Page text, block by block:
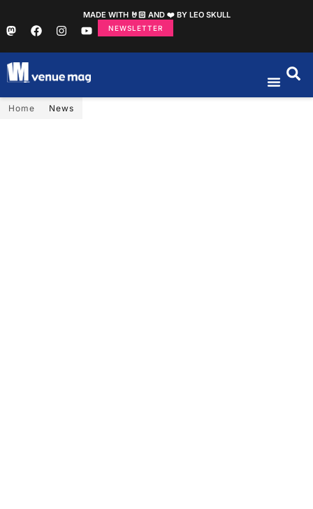
MADE WITH 🤘🏻 AND ❤️ BY LEO SKULL
NEWSLETTER
Home News